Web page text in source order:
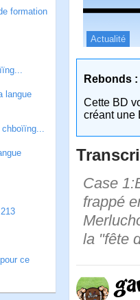
formation
langue
ce
Actualité
Rebonds :
Cette BD
créant une
Case
frappé
la "fête